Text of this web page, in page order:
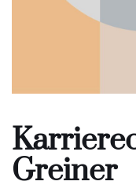
Greiner